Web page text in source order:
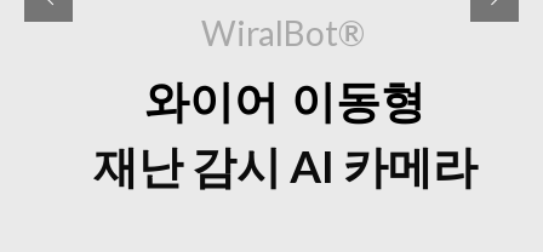
WiralBot®
와이어 이동형
재난 감시 AI 카메라